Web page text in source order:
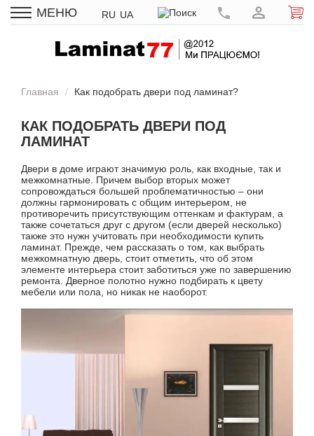
МЕНЮ RU UA
Главная Как подобрать двери под ламинат?
КАК ПОДОБРАТЬ ДВЕРИ ПОД
ЛАМИНАТ
Двери в доме играют значимую роль, как входные, так и
межкомнатные. Причем выбор вторых может
сопровождаться большей проблематичностью – они
должны гармонировать с общим интерьером, не
противоречить присутствующим оттенкам и фактурам, а
также сочетаться друг с другом (если дверей несколько)
также это нужн учитовать при необходимости купить
ламинат. Прежде, чем рассказать о том, как выбрать
межкомнатную дверь, стоит отметить, что об этом
элементе интерьера стоит заботиться уже по завершению
ремонта. Дверное полотно нужно подбирать к цвету
мебели или пола, но никак не наоборот.